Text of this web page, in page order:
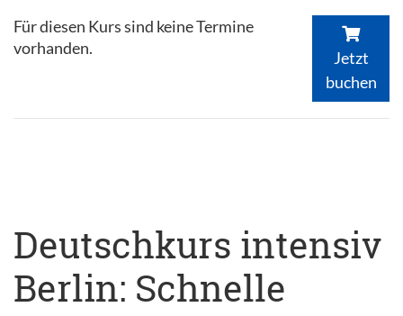
Für diesen Kurs sind keine Termine
vorhanden.
Jetzt
buchen
Deutschkurs intensiv
Berlin: Schnelle